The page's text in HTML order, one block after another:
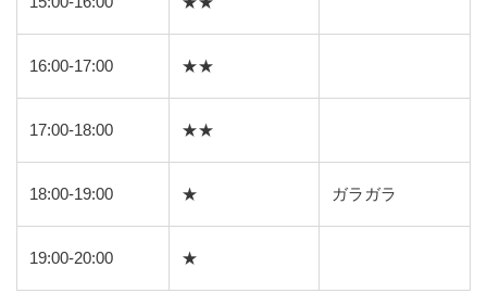
16:00-17:00 ★★
17:00-18:00 ★★
18:00-19:00 ★ ガラガラ
19:00-20:00 ★